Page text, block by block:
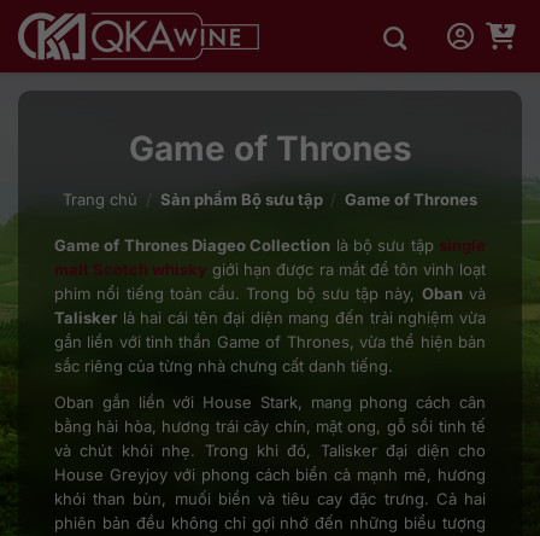
qua
dung
Game of Thrones
Trang chủ / Sản phẩm Bộ sưu tập / Game of Thrones
Game of Thrones Diageo Collection là bộ sưu tập single
malt Scotch whisky giới hạn được ra mắt để tôn vinh loạt
phim nổi tiếng toàn cầu. Trong bộ sưu tập này, Obanvà
Talisker là hai cái tên đại diện mang đến trải nghiệm vừa
gắn liền với tinh thần Game of Thrones, vừa thể hiện bản
sắc riêng của từng nhà chưng cất danh tiếng.
Oban gắn liền với House Stark, mang phong cách cân
bằng hài hòa, hương trái cây chín, mật ong, gỗ sồi tinh tế
và chút khói nhẹ. Trong khi đó, Talisker đại diện cho
House Greyjoy với phong cách biển cả mạnh mẽ, hương
khói than bùn, muối biển và tiêu cay đặc trưng. Cả hai
phiên bản đều không chỉ gợi nhớ đến những biểu tượng